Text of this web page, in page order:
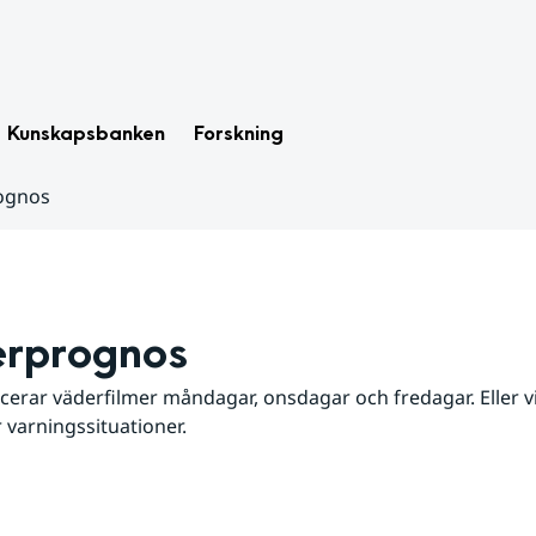
Kunskapsbanken Forskning
väderfilmer måndagar, onsdagar och fredagar. Eller
varningssituationer.